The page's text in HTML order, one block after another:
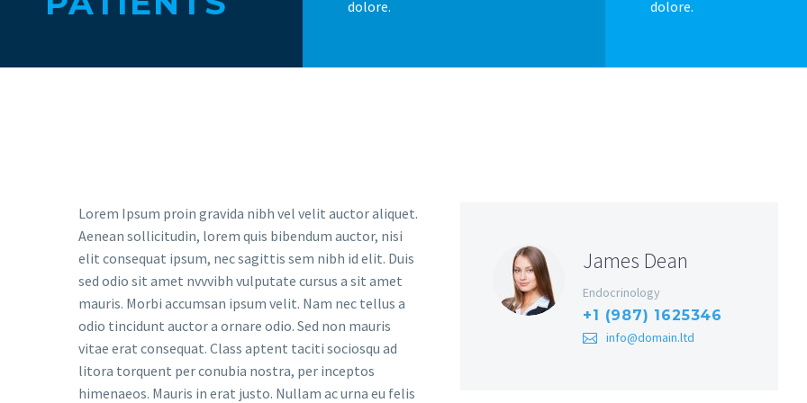
dolore.
dolore.
Lorem Ipsum proin gravida nibh vel velit auctor aliquet.
Aenean sollicitudin, lorem quis bibendum auctor, nisi
elit consequat ipsum, nec sagittis sem nibh id elit. Duis
sed odio sit amet nvvvibh vulputate cursus a sit amet
mauris. Morbi accumsan ipsum velit. Nam nec tellus a
odio tincidunt auctor a ornare odio. Sed non mauris
vitae erat consequat. Class aptent taciti sociosqu ad
litora torquent per conubia nostra, per inceptos
himenaeos. Mauris in erat justo. Nullam ac urna eu felis
James Dean
Endocrinology
+1 (987) 1625346
info@domain.ltd